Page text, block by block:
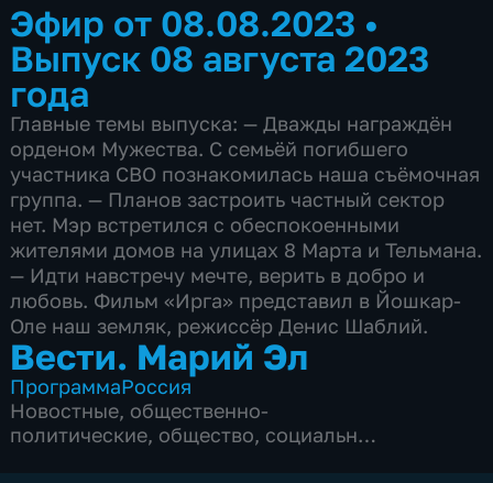
Эфир от 08.08.2023 •
Выпуск 08 августа 2023
года
Главные темы выпуска: — Дважды награждён
орденом Мужества. С семьёй погибшего
участника СВО познакомилась наша съёмочная
группа. — Планов застроить частный сектор
нет. Мэр встретился с обеспокоенными
жителями домов на улицах 8 Марта и Тельмана.
— Идти навстречу мечте, верить в добро и
любовь. Фильм «Ирга» представил в Йошкар-
Оле наш земляк, режиссёр Денис Шаблий.
Вести. Марий Эл
ПрограммаРоссия
Новостные, общественно-
политические, общество, социально-